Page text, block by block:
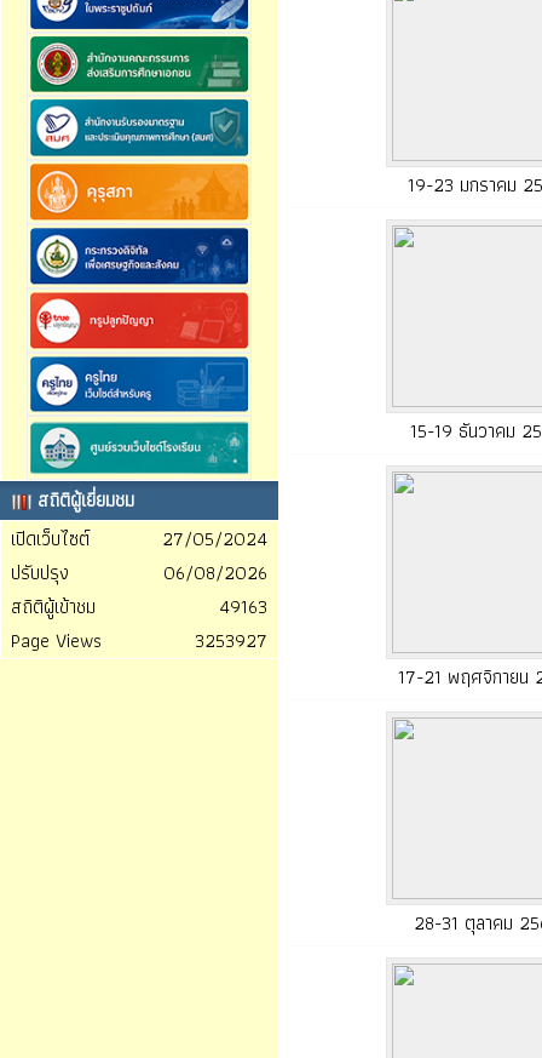
สถิติผู้เยี่ยมชม
เปิดเว็บไซต์
27/05/2024
ปรับปรุง
06/08/2026
สถิติผู้เข้าชม
49163
Page Views
3253927
19-23 มกราคม
15-19 ธันวาคม
17-21 พฤศจิกายน
28-31 ตุลาคม